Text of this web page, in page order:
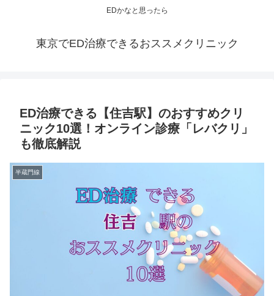
EDかなと思ったら
東京でED治療できるおススメクリニック
ED治療できる【住吉駅】のおすすめクリ
ニック10選！オンライン診療「レバクリ」
も徹底解説
半蔵門線